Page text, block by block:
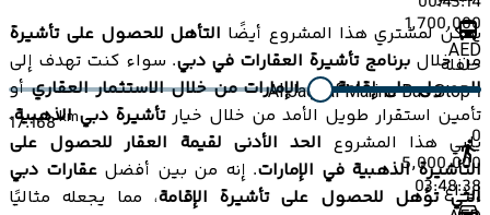
يمكن لمشتري هذا المشروع أيضًا التأهل للحصول على تأشيرة
من خلال برنامج تأشيرة العقارات في دبي. سواء كنت تهدف إلى
الحصول على إقامة في الإمارات من خلال الاستثمار العقاريأو
تأمين استقرار طويل الأمد من خلال خيارتأشيرة دبي الذهبية،
يلبي هذا المشروع الحد الأدنى لقيمة العقار للحصول على
التأشيرة الذهبية في الإمارات. إنه من بين أفضلعقارات دبي
التي تؤهل للحصول على تأشيرة الإقامة، مما يجعله مثاليًا
حافلة
Al Jaddaf Marine Bus Stop 1
17.168km
03:48:38
1,700,000
AED
0
5,000,000
إيداع